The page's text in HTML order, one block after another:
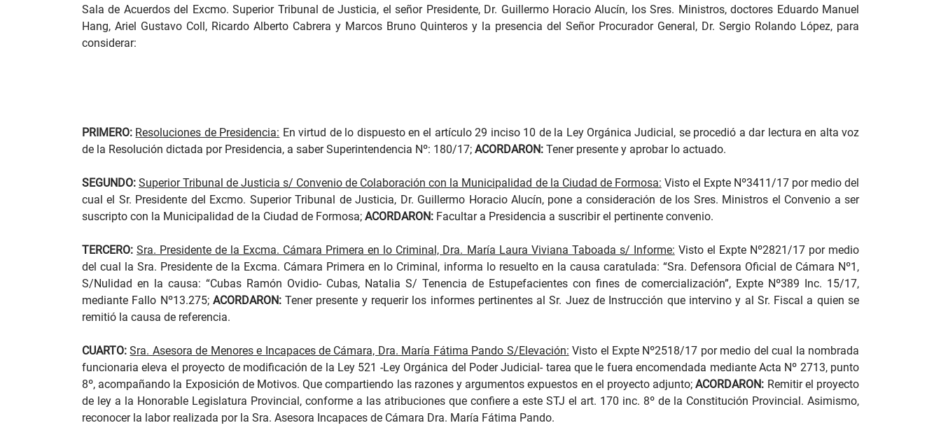
Sala de Acuerdos del Excmo. Superior Tribunal de Justicia, el señor Presidente, Dr. Guillermo Horacio Alucín, los Sres. Ministros, doctores Eduardo Manuel
Hang, Ariel Gustavo Coll, Ricardo Alberto Cabrera y Marcos Bruno Quinteros y la presencia del Señor Procurador General, Dr. Sergio Rolando López, para
considerar:
PRIMERO: Resoluciones de Presidencia: En virtud de lo dispuesto en el artículo 29 inciso 10 de la Ley Orgánica Judicial, se procedió a dar lectura en alta voz
de la Resolución dictada por Presidencia, a saber Superintendencia Nº: 180/17; ACORDARON: Tener presente y aprobar lo actuado.
SEGUNDO: Superior Tribunal de Justicia s/ Convenio de Colaboración con la Municipalidad de la Ciudad de Formosa: Visto el Expte Nº3411/17 por medio del
cual el Sr. Presidente del Excmo. Superior Tribunal de Justicia, Dr. Guillermo Horacio Alucín, pone a consideración de los Sres. Ministros el Convenio a ser
suscripto con la Municipalidad de la Ciudad de Formosa; ACORDARON: Facultar a Presidencia a suscribir el pertinente convenio.
TERCERO: Sra. Presidente de la Excma. Cámara Primera en lo Criminal, Dra. María Laura Viviana Taboada s/ Informe: Visto el Expte Nº2821/17 por medio
del cual la Sra. Presidente de la Excma. Cámara Primera en lo Criminal, informa lo resuelto en la causa caratulada: “Sra. Defensora Oficial de Cámara Nº1,
S/Nulidad en la causa: “Cubas Ramón Ovidio- Cubas, Natalia S/ Tenencia de Estupefacientes con fines de comercialización”, Expte Nº389 Inc. 15/17,
mediante Fallo Nº13.275; ACORDARON:Tener presente y requerir los informes pertinentes al Sr. Juez de Instrucción que intervino y al Sr. Fiscal a quien se
remitió la causa de referencia.
CUARTO: Sra. Asesora de Menores e Incapaces de Cámara, Dra. María Fátima Pando S/Elevación: Visto el Expte Nº2518/17 por medio del cual la nombrada
funcionaria eleva el proyecto de modificación de la Ley 521 -Ley Orgánica del Poder Judicial- tarea que le fuera encomendada mediante Acta Nº 2713, punto
8º, acompañando la Exposición de Motivos. Que compartiendo las razones y argumentos expuestos en el proyecto adjunto;ACORDARON: Remitir el proyecto
de ley a la Honorable Legislatura Provincial, conforme a las atribuciones que confiere a este STJ el art. 170 inc. 8º de la Constitución Provincial. Asimismo,
reconocer la labor realizada por la Sra. Asesora Incapaces de Cámara Dra. María Fátima Pando.